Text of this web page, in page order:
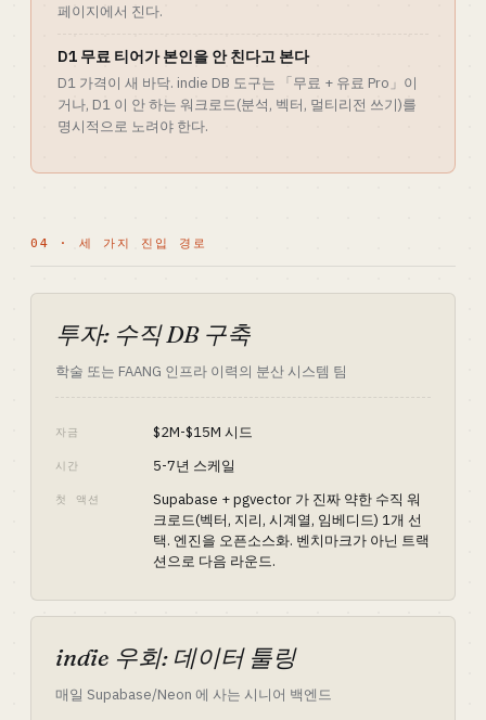
페이지에서 진다.
D1 무료 티어가 본인을 안 친다고 본다
D1 가격이 새 바닥. indie DB 도구는 「무료 + 유료 Pro」이
거나, D1 이 안 하는 워크로드(분석, 벡터, 멀티리전 쓰기)를
명시적으로 노려야 한다.
04 · 세 가지 진입 경로
투자: 수직 DB 구축
학술 또는 FAANG 인프라 이력의 분산 시스템 팀
자금 $2M-$15M 시드
시간 5-7년 스케일
첫 액션
Supabase + pgvector 가 진짜 약한 수직 워
크로드(벡터, 지리, 시계열, 임베디드) 1개 선
택. 엔진을 오픈소스화. 벤치마크가 아닌 트랙
션으로 다음 라운드.
indie 우회: 데이터 툴링
매일 Supabase/Neon 에 사는 시니어 백엔드